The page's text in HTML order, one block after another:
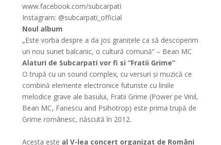
www.facebook.com/subcarpati
Instagram: @subcarpati_official
Noul album
„Este vorba despre a da jos granițele ca să descoperim
un nou sunet balcanic, o cultură comună” – Bean MC
Alaturi de Subcarpati vor fi si “Fratii Grime”
O trupă cu un sound complex, cu versuri și muzică ce
combină elemente electronice futuriste cu liniile
melodice grave ale basului, Fratii Grime (Power pe Vinil,
Bean MC, Fanescu and Psihotrop) este prima trupă de
Grime românesc, născută în 2012.
Acesta este al V-lea concert organizat de Români